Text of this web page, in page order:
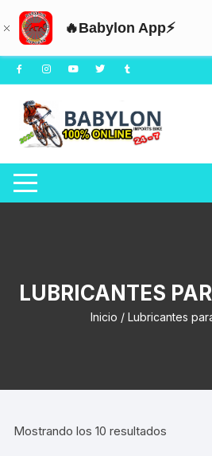
🔥Babylon App⚡
Saltar
al
contenido
LUBRICANTES
Inicio / Lubricantes
Mostrando los 10 resultados